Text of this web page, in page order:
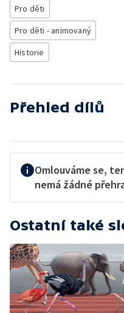
Pro děti
Pro děti - animovaný
Historie
Přehled dílů
Omlouváme se,
nemá žádné
Ostatní také